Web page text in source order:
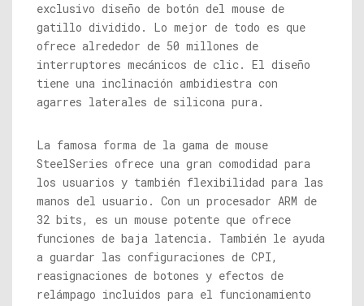
exclusivo diseño de botón del mouse de
gatillo dividido. Lo mejor de todo es que
ofrece alrededor de 50 millones de
interruptores mecánicos de clic. El diseño
tiene una inclinación ambidiestra con
agarres laterales de silicona pura.
La famosa forma de la gama de mouse
SteelSeries ofrece una gran comodidad para
los usuarios y también flexibilidad para las
manos del usuario. Con un procesador ARM de
32 bits, es un mouse potente que ofrece
funciones de baja latencia. También le ayuda
a guardar las configuraciones de CPI,
reasignaciones de botones y efectos de
relámpago incluidos para el funcionamiento